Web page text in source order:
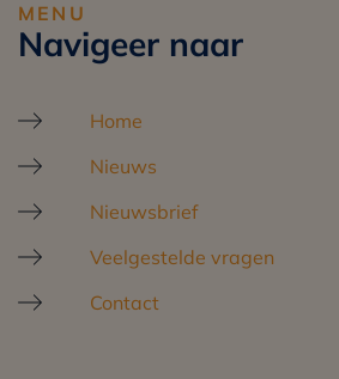
MENU
Navigeer naar
Home
Nieuws
Nieuwsbrief
Veelgestelde vragen
Contact